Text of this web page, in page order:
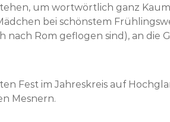
um wortwörtlich ganz
bei schönstem
Rom geflogen sind), an die
Fest im Jahreskreis auf
Mesnern.